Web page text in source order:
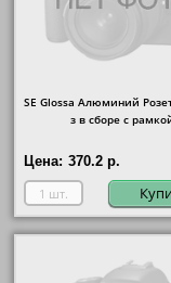
SE Glossa Алюминий
з в сборе с
Цена: 370.2 р.